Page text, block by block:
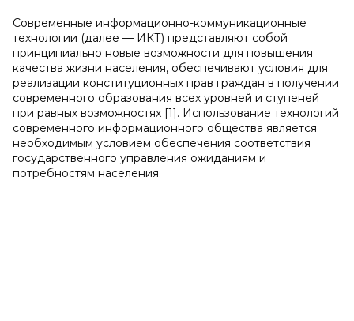
Современные информационно-коммуникационные
технологии (далее — ИКТ) представляют собой
принципиально новые возможности для повышения
качества жизни населения, обеспечивают условия для
реализации конституционных прав граждан в получении
современного образования всех уровней и ступеней
при равных возможностях [1]. Использование технологий
современного информационного общества является
необходимым условием обеспечения соответствия
государственного управления ожиданиям и
потребностям населения.